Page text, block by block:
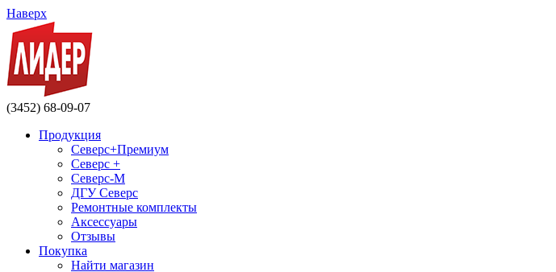
Наверх
(3452) 68-09-07
Продукция
Северс+Премиум
Северс +
Северс-М
ДГУ Северс
Ремонтные комплекты
Аксессуары
Отзывы
Покупка
Найти магазин